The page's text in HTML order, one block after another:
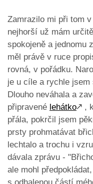
Zamrazilo mi při tom
nejhorší už mám
spokojeně a jednomu
měl právě v ruce
rovná, v pořádku.
je u cíle a rychle jsem
Dlouho neváhala a
připravené lehátko🡕 ,
přála, pokrčil jsem
prsty prohmatávat
lechtalo a trochu i
dávala zprávu -
ale mohl